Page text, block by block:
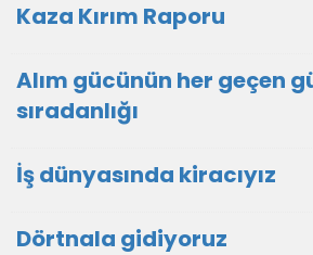
Kaza Kırım Raporu
Alım gücünün her geçen
sıradanlığı
İş dünyasında kiracıyız
Dörtnala gidiyoruz